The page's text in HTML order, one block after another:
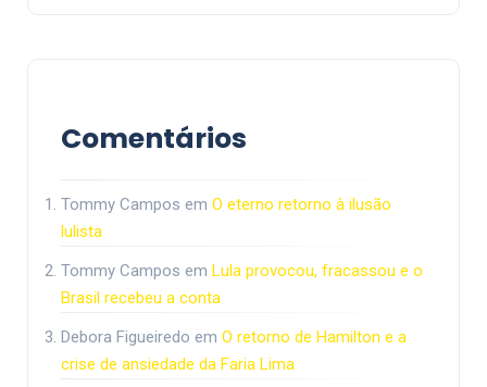
Comentários
Tommy Campos em O eterno retorno à ilusão
lulista
Tommy Campos em Lula provocou, fracassou e o
Brasil recebeu a conta
Debora Figueiredo em O retorno de Hamilton e a
crise de ansiedade da Faria Lima